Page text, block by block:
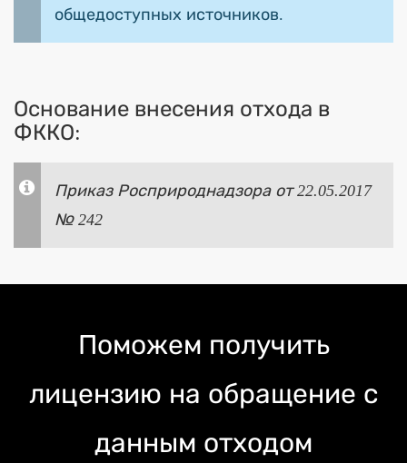
общедоступных источников.
Основание внесения отхода в
ФККО:
Приказ Росприроднадзора от 22.05.2017
№ 242
Поможем получить
лицензию на обращение с
данным отходом